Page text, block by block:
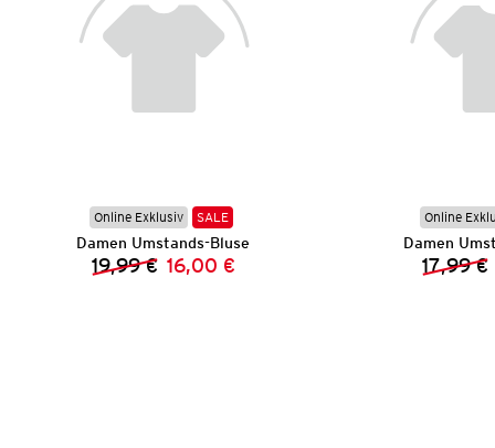
Online Exklusiv SALE
Damen Umstands-Bluse
Vorheriger Preis:
19,99 € Neuer Preis:
16,00 €
Online
Damen
17,99 €